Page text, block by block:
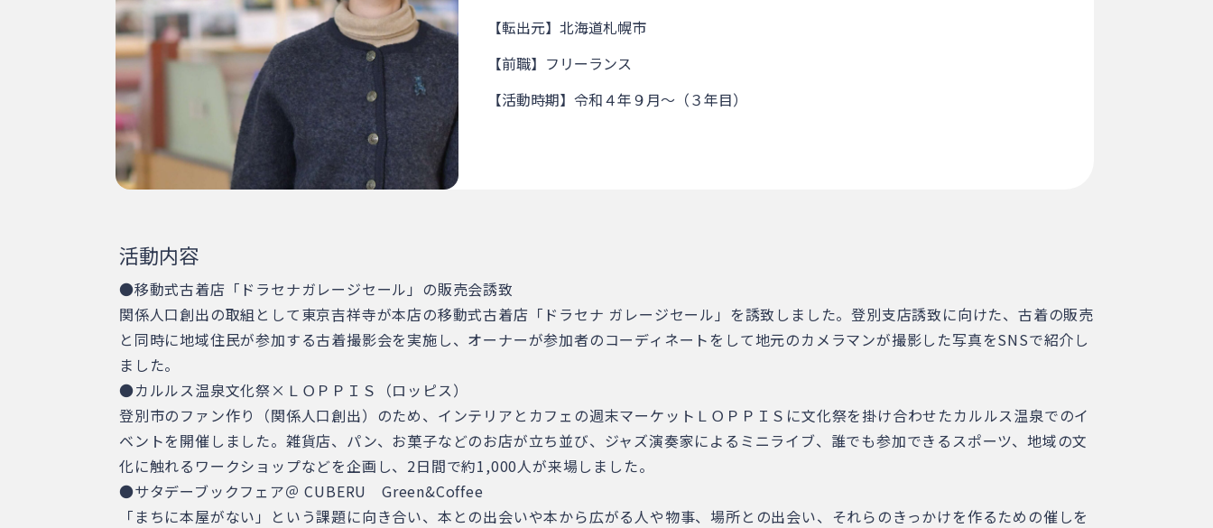
【転出元】北海道札幌市
【前職】フリーランス
【活動時期】令和４年９月～（３年目）
活動内容
●移動式古着店「ドラセナガレージセール」の販売会誘致
関係人口創出の取組として東京吉祥寺が本店の移動式古着店「ドラセナ ガレージセール」を誘致しました。登別支店誘致に向けた、古着の販売
と同時に地域住民が参加する古着撮影会を実施し、オーナーが参加者のコーディネートをして地元のカメラマンが撮影した写真をSNSで紹介し
ました。
●カルルス温泉文化祭×ＬＯＰＰＩＳ（ロッピス）
登別市のファン作り（関係人口創出）のため、インテリアとカフェの週末マーケットＬＯＰＰＩＳに文化祭を掛け合わせたカルルス温泉でのイ
ベントを開催しました。雑貨店、パン、お菓子などのお店が立ち並び、ジャズ演奏家によるミニライブ、誰でも参加できるスポーツ、地域の文
化に触れるワークショップなどを企画し、2日間で約1,000人が来場しました。
●サタデーブックフェア＠ CUBERU Green&Coffee
「まちに本屋がない」という課題に向き合い、本との出会いや本から広がる人や物事、場所との出会い、それらのきっかけを作るための催しを